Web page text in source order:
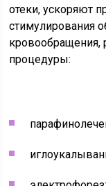
отеки, ускоряют
стимулирования
кровообращения,
процедуры: